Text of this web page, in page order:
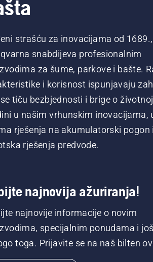
strašću za inovacijama od 1689.,
snabdijeva profesionalnim
za šume, parkove i bašte.
i korisnost ispunjavaju
tiču bezbjednosti i brige o životnoj
u našim vrhunskim inovacijama,
rješenja na akumulatorski pogon i
rješenja predvode.
najnovija ažuriranja!
najnovije informacije o novim
specijalnim ponudama i još
toga. Prijavite se na naš bilten